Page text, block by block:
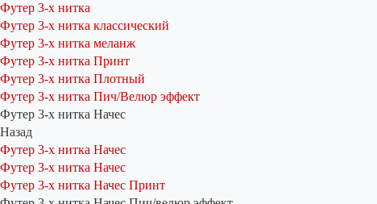
Футер 3-х нитка
Футер 3-х нитка классический
Футер 3-х нитка меланж
Футер 3-х нитка Принт
Футер 3-х нитка Плотный
Футер 3-х нитка Пич/Велюр эффект
Футер 3-х нитка Начес
Назад
Футер 3-х нитка Начес
Футер 3-х нитка Начес
Футер 3-х нитка Начес Принт